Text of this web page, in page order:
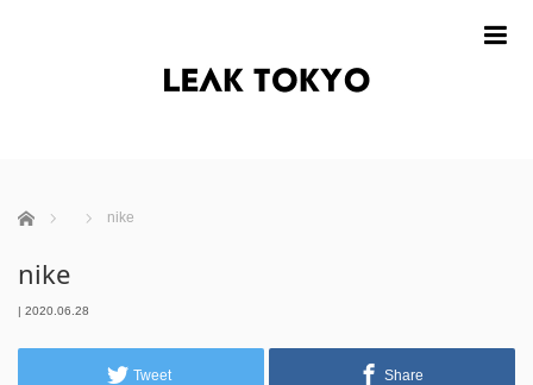
ホーム nike
nike
| 2020.06.28
Tweet Share